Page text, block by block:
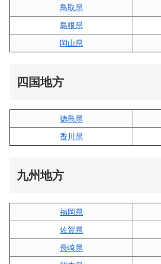
鳥取県
島根県
岡山県
四国地方
徳島県
香川県
九州地方
福岡県
佐賀県
長崎県